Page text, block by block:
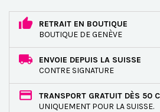
RETRAIT EN BOUTIQUE
BOUTIQUE DE GENÈVE
ENVOIE DEPUIS LA SUISSE
CONTRE SIGNATURE
TRANSPORT GRATUIT DÈS 50
UNIQUEMENT POUR LA SUISSE.